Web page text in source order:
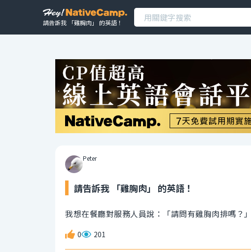
請告訴我 「雞胸肉」 的英語！
Peter
請告訴我 「雞胸肉」 的英語！
我想在餐廳對服務人員說：「請問有雞胸肉排嗎？」
0 201